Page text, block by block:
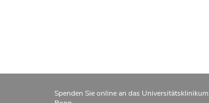
Spenden Sie online an das Universitätsklinikum